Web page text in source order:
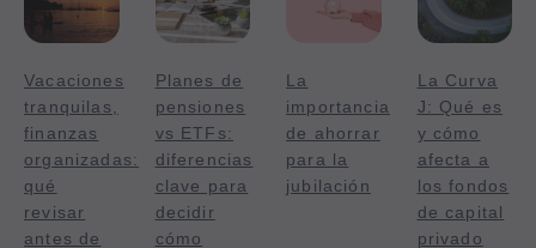
Vacaciones
tranquilas,
finanzas
organizadas:
qué
revisar
antes de
Planes de
pensiones
vs ETFs:
diferencias
clave para
decidir
cómo
La
importancia
de ahorrar
para la
jubilación
La Curva
J: Qué es
y cómo
afecta a
los fondos
de capital
privado